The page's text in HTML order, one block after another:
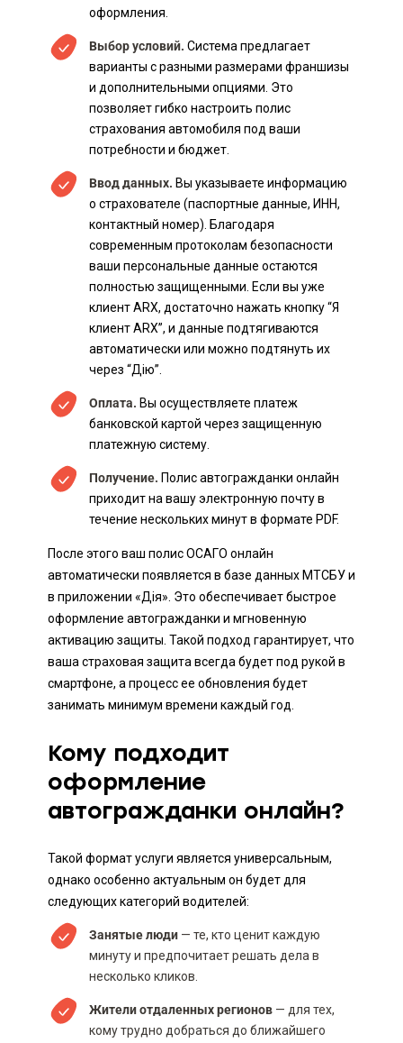
оформления.
Выбор условий. Система предлагает
варианты с разными размерами франшизы
и дополнительными опциями. Это
позволяет гибко настроить полис
страхования автомобиля под ваши
потребности и бюджет.
Ввод данных. Вы указываете информацию
о страхователе (паспортные данные, ИНН,
контактный номер). Благодаря
современным протоколам безопасности
ваши персональные данные остаются
полностью защищенными. Если вы уже
клиент ARX, достаточно нажать кнопку “Я
клиент ARX”, и данные подтягиваются
автоматически или можно подтянуть их
через “Дію”.
Оплата. Вы осуществляете платеж
банковской картой через защищенную
платежную систему.
Получение. Полис автогражданки онлайн
приходит на вашу электронную почту в
течение нескольких минут в формате PDF.
После этого ваш полис ОСАГО онлайн
автоматически появляется в базе данных МТСБУ и
в приложении «Дія». Это обеспечивает быстрое
оформление автогражданки и мгновенную
активацию защиты. Такой подход гарантирует, что
ваша страховая защита всегда будет под рукой в
смартфоне, а процесс ее обновления будет
занимать минимум времени каждый год.
Кому подходит
оформление
автогражданки онлайн?
Такой формат услуги является универсальным,
однако особенно актуальным он будет для
следующих категорий водителей:
Занятые люди— те, кто ценит каждую
минуту и предпочитает решать дела в
несколько кликов.
Жители отдаленных регионов — для тех,
кому трудно добраться до ближайшего